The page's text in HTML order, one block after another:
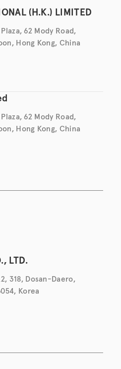
(H.K.) LIMITED
62 Mody Road,
Hong Kong, China
62 Mody Road,
Hong Kong, China
LTD.
318, Dosan-Daero,
Korea